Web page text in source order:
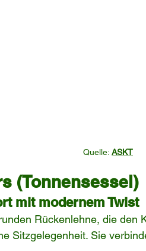
Quelle: ASKT
(Tonnensessel)
mit modernem Twist
Rückenlehne, die den
Sitzgelegenheit. Sie